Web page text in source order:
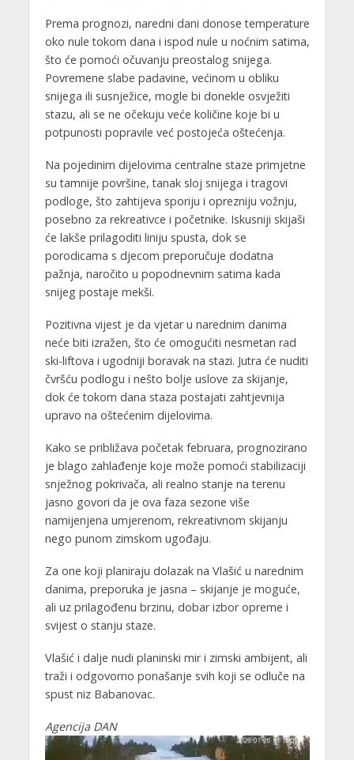
Prema prognozi, naredni dani donose temperature
oko nule tokom dana i ispod nule u noćnim satima,
što će pomoći očuvanju preostalog snijega.
Povremene slabe padavine, većinom u obliku
snijega ili susnježice, mogle bi donekle osvježiti
stazu, ali se ne očekuju veće količine koje bi u
potpunosti popravile već postojeća oštećenja.
Na pojedinim dijelovima centralne staze primjetne
su tamnije površine, tanak sloj snijega i tragovi
podloge, što zahtijeva sporiju i oprezniju vožnju,
posebno za rekreativce i početnike. Iskusniji skijaši
će lakše prilagoditi liniju spusta, dok se
porodicama s djecom preporučuje dodatna
pažnja, naročito u popodnevnim satima kada
snijeg postaje mekši.
Pozitivna vijest je da vjetar u narednim danima
neće biti izražen, što će omogućiti nesmetan rad
ski-liftova i ugodniji boravak na stazi. Jutra će nuditi
čvršću podlogu i nešto bolje uslove za skijanje,
dok će tokom dana staza postajati zahtjevnija
upravo na oštećenim dijelovima.
Kako se približava početak februara, prognozirano
je blago zahlađenje koje može pomoći stabilizaciji
snježnog pokrivača, ali realno stanje na terenu
jasno govori da je ova faza sezone više
namijenjena umjerenom, rekreativnom skijanju
nego punom zimskom ugođaju.
Za one koji planiraju dolazak na Vlašić u narednim
danima, preporuka je jasna – skijanje je moguće,
ali uz prilagođenu brzinu, dobar izbor opreme i
svijest o stanju staze.
Vlašić i dalje nudi planinski mir i zimski ambijent, ali
traži i odgovorno ponašanje svih koji se odluče na
spust niz Babanovac.
Agencija DAN